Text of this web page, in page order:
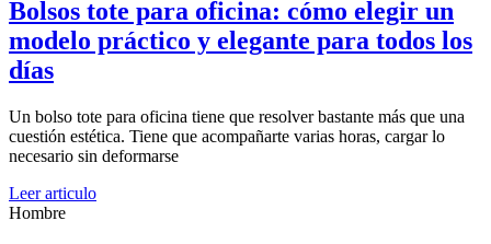
Bolsos tote para oficina: cómo elegir un
modelo práctico y elegante para todos los
días
Un bolso tote para oficina tiene que resolver bastante más que una
cuestión estética. Tiene que acompañarte varias horas, cargar lo
necesario sin deformarse
Leer articulo
Hombre